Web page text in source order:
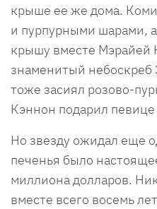
крыше ее же дома.
и пурпурными шарами,
крышу вместе Мэрайей
знаменитый
тоже засиял розово-
Кэннон подарил
Но звезду ожидал еще
печенья было
миллиона долларов.
вместе всего восемь